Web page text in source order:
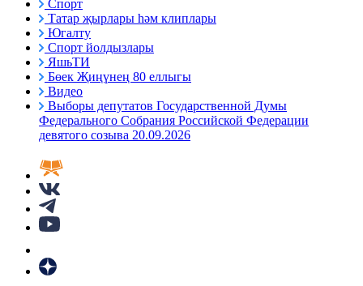
Спорт
Татар җырлары һәм клиплары
Югалту
Спорт йолдызлары
ЯшьТИ
Бөек Җиңүнең 80 еллыгы
Видео
Выборы депутатов Государственной Думы
Федерального Собрания Российской Федерации
девятого созыва 20.09.2026